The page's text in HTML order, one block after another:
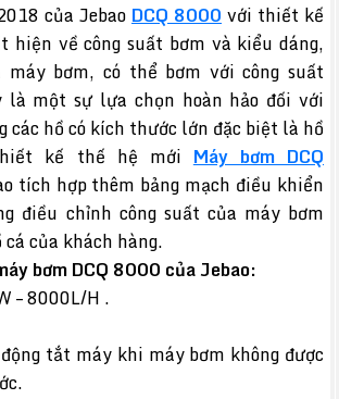
của JebaoDCQ 8000với thiết kế
hiện về công suất bơm và kiểu dáng,
máy bơm, có thể bơm với công suất
một sự lựa chọn hoàn hảo đối với
các hồ có kích thước lớn đặc biệt là hồ
kế thế hệ mớiMáy bơm DCQ
tích hợp thêm bảng mạch điều khiển
điều chỉnh công suất của máy bơm
của khách hàng.
bơm DCQ 8000 của Jebao:
– 8000L/H .
tắt máy khi máy bơm không được